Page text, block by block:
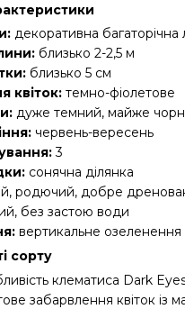
декоративна багаторічна
близько 2-2,5 м
близько 5 см
квіток: темно-фіолетове
дуже темний, майже
червень-вересень
3
сонячна ділянка
родючий, добре
без застою води
вертикальне озеленення
сорту
клематиса Dark
забарвлення квіток із